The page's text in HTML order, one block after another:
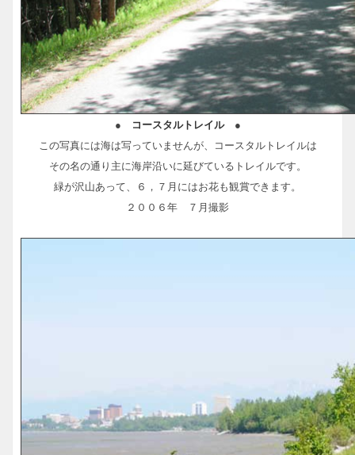
● コースタルトレイル ●
この写真には海は写っていませんが、コースタルトレイルは
その名の通り主に海岸沿いに延びているトレイルです。
緑が沢山あって、６，７月にはお花も観賞できます。
２００６年 ７月撮影